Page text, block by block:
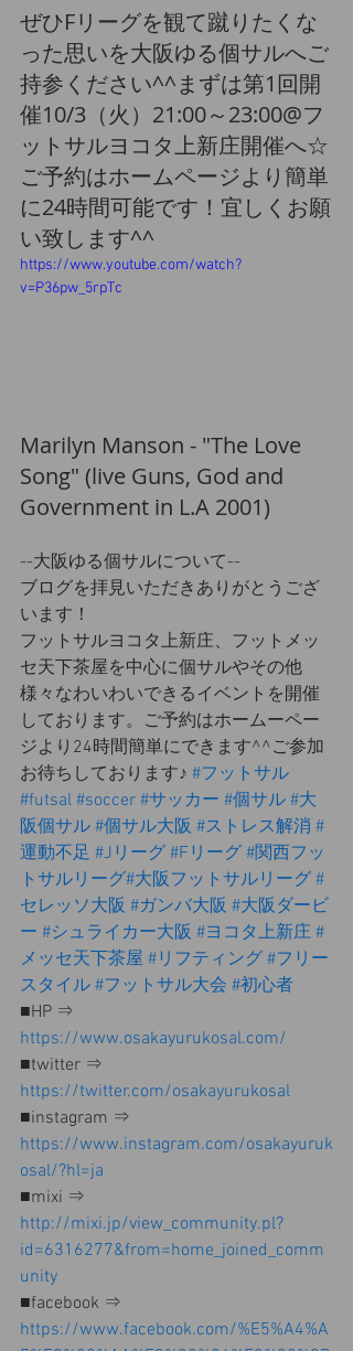
ぜひFリーグを観て蹴りたくな
った思いを大阪ゆる個サルへご
持参ください^^まずは第1回開
催10/3（火）21:00～23:00@フ
ットサルヨコタ上新庄開催へ☆
ご予約はホームページより簡単
に24時間可能です！宜しくお願
い致します^^
https://www.youtube.com/watch?
v=P36pw_5rpTc
Marilyn Manson - "The Love
Song" (live Guns, God and
Government in L.A 2001)
--大阪ゆる個サルについて--
ブログを拝見いただきありがとうござ
います！
フットサルヨコタ上新庄、フットメッ
セ天下茶屋を中心に個サルやその他
様々なわいわいできるイベントを開催
しております。ご予約はホームーペー
ジより24時間簡単にできます^^ご参加
お待ちしております♪ #フットサル
#futsal #soccer #サッカー #個サル #大
阪個サル #個サル大阪 #ストレス解消 #
運動不足 #Jリーグ #Fリーグ #関西フッ
トサルリーグ#大阪フットサルリーグ #
セレッソ大阪 #ガンバ大阪 #大阪ダービ
ー #シュライカー大阪 #ヨコタ上新庄 #
メッセ天下茶屋 #リフティング #フリー
スタイル #フットサル大会 #初心者
■HP ⇒
https://www.osakayurukosal.com/
■twitter ⇒
https://twitter.com/osakayurukosal
■instagram ⇒
https://www.instagram.com/osakayuruk
osal/?hl=ja
■mixi ⇒
http://mixi.jp/view_community.pl?
id=6316277&from=home_joined_comm
unity
■facebook ⇒
https://www.facebook.com/%E5%A4%A